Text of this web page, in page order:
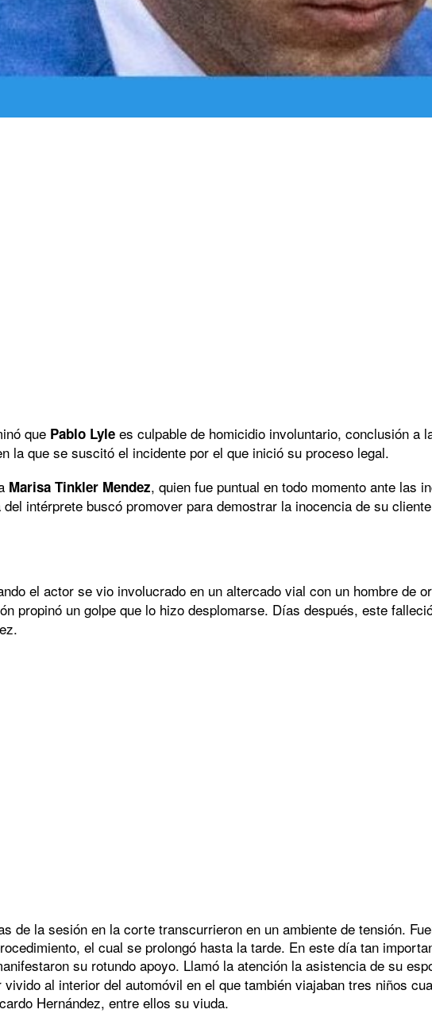
que Pablo Lyle es culpable de homicidio involuntario, conclusión a
la que se suscitó el incidente por el que inició su proceso legal.
Marisa Tinkler Mendez, quien fue puntual en todo momento ante las
intérprete buscó promover para demostrar la inocencia de su
el actor se vio involucrado en un altercado vial con un hombre de
propinó un golpe que lo hizo desplomarse. Días después, este
de la sesión en la corte transcurrieron en un ambiente de tensión.
el cual se prolongó hasta la tarde. En este día tan
su rotundo apoyo. Llamó la atención la asistencia de su
al interior del automóvil en el que también viajaban tres niños
Hernández, entre ellos su viuda.